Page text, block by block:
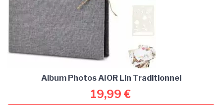
Album Photos AIOR Lin Traditionnel
19,99 €